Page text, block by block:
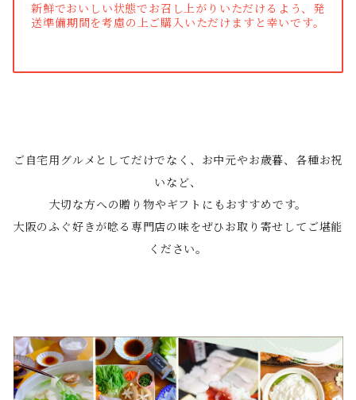
新鮮でおいしい状態でお召し上がりいただけるよう、発
送準備期間を考慮の上ご購入いただけますと幸いです。
ご自宅用グルメとしてだけでなく、お中元やお歳暮、各種お祝
いなど、
大切な方への贈り物やギフトにもおすすめです。
大阪のふぐ好きが唸る専門店の味をぜひお取り寄せしてご堪能
ください。